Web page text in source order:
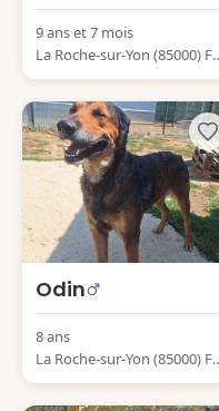
9 ans et 7 mois
La Roche-sur-Yon (85000) Fr
ance
Odin
8 ans
La Roche-sur-Yon (85000) Fr
ance